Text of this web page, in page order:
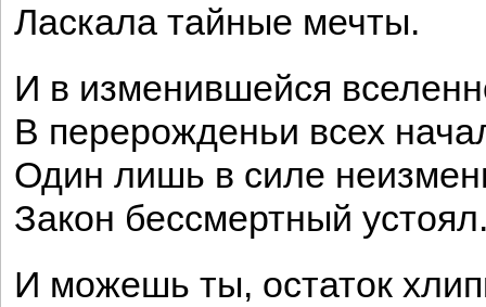
Ласкала тайные мечты.
И в изменившейся
В перерожденьи всех
Один лишь в силе
Закон бессмертный
И можешь ты, остаток